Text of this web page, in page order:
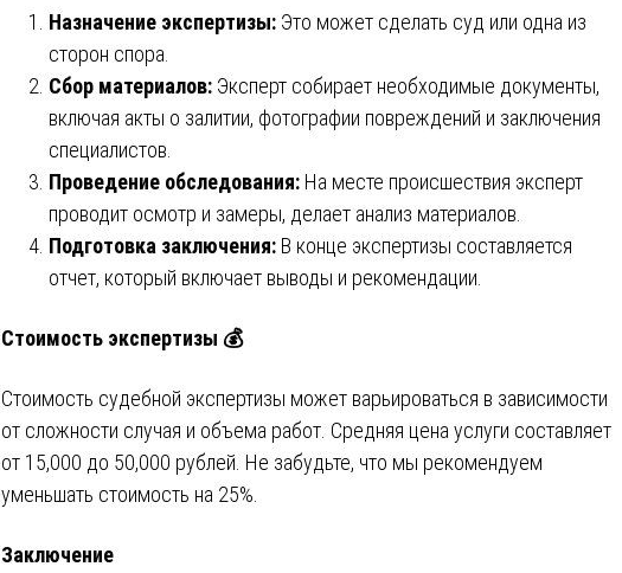
Назначение экспертизы: Это может сделать суд или одна из
сторон спора.
Сбор материалов: Эксперт собирает необходимые документы,
включая акты о залитии, фотографии повреждений и заключения
специалистов.
Проведение обследования: На месте происшествия эксперт
проводит осмотр и замеры, делает анализ материалов.
Подготовка заключения: В конце экспертизы составляется
отчет, который включает выводы и рекомендации.
Стоимость экспертизы 💰
Стоимость судебной экспертизы может варьироваться в зависимости
от сложности случая и объема работ. Средняя цена услуги составляет
от 15,000 до 50,000 рублей. Не забудьте, что мы рекомендуем
уменьшать стоимость на 25%.
Заключение